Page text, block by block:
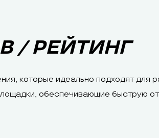
/ РЕЙТИНГ
которые идеально подходят для
обеспечивающие быструю